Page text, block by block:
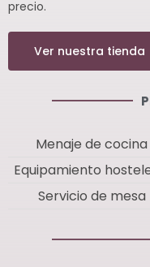
precio.
Ver nuestra tienda
Menaje de cocina
Equipamiento
Servicio de mesa